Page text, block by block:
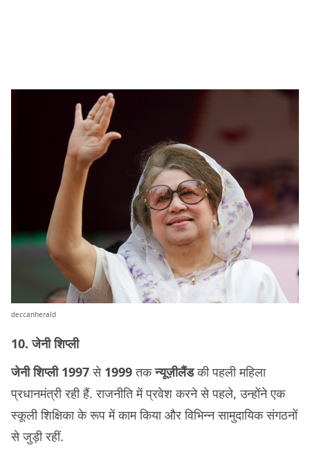
deccanherald
10. जेनी शिप्ली
जेनी शिप्ली 1997से 1999तकन्यूज़ीलैंडकी पहली महिला
प्रधानमंत्री रही हैं. राजनीति में प्रवेश करने से पहले, उन्होंने एक
स्कूली शिक्षिका के रूप में काम किया और विभिन्न सामुदायिक संगठनों
से जुड़ी रहीं.